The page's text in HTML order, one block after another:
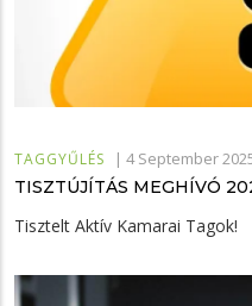
TAGGYŰLÉS | 4 September
TISZTÚJÍTÁS MEGHÍVÓ
Tisztelt Aktív Kamarai Tagok!